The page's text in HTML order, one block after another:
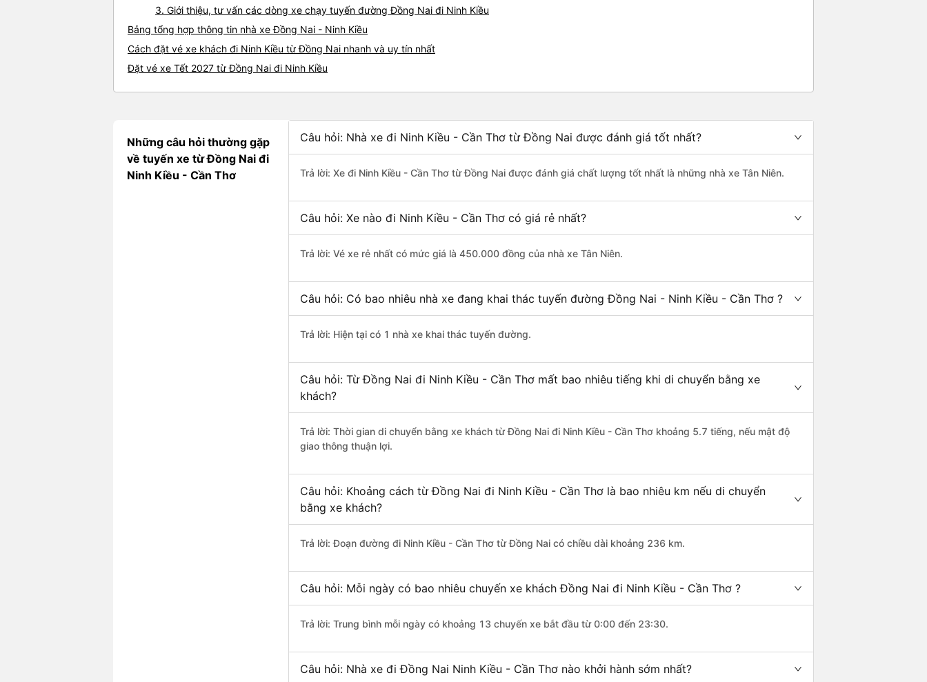
3. Giới thiệu, tư vấn các dòng xe chạy tuyến đường Đồng Nai đi Ninh Kiều
Bảng tổng hợp thông tin nhà xe Đồng Nai - Ninh Kiều
Cách đặt vé xe khách đi Ninh Kiều từ Đồng Nai nhanh và uy tín nhất
Đặt vé xe Tết 2027 từ Đồng Nai đi Ninh Kiều
Những câu hỏi thường gặp
về tuyến xe từ Đồng Nai đi
Ninh Kiều - Cần Thơ
Câu hỏi: Nhà xe đi Ninh Kiều - Cần Thơ từ Đồng Nai được đánh giá tốt nhất?
Trả lời: Xe đi Ninh Kiều - Cần Thơ từ Đồng Nai được đánh giá chất lượng tốt nhất là những nhà xe Tân Niên.
Câu hỏi: Xe nào đi Ninh Kiều - Cần Thơ có giá rẻ nhất?
Trả lời: Vé xe rẻ nhất có mức giá là 450.000 đồng của nhà xe Tân Niên.
Câu hỏi: Có bao nhiêu nhà xe đang khai thác tuyến đường Đồng Nai - Ninh Kiều - Cần Thơ ?
Trả lời: Hiện tại có 1 nhà xe khai thác tuyến đường.
Câu hỏi: Từ Đồng Nai đi Ninh Kiều - Cần Thơ mất bao nhiêu tiếng khi di chuyển bằng xe
khách?
Trả lời: Thời gian di chuyển bằng xe khách từ Đồng Nai đi Ninh Kiều - Cần Thơ khoảng 5.7 tiếng, nếu mật độ
giao thông thuận lợi.
Câu hỏi: Khoảng cách từ Đồng Nai đi Ninh Kiều - Cần Thơ là bao nhiêu km nếu di chuyển
bằng xe khách?
Trả lời: Đoạn đường đi Ninh Kiều - Cần Thơ từ Đồng Nai có chiều dài khoảng 236 km.
Câu hỏi: Mỗi ngày có bao nhiêu chuyến xe khách Đồng Nai đi Ninh Kiều - Cần Thơ ?
Trả lời: Trung bình mỗi ngày có khoảng 13 chuyến xe bắt đầu từ 0:00 đến 23:30.
Câu hỏi: Nhà xe đi Đồng Nai Ninh Kiều - Cần Thơ nào khởi hành sớm nhất?